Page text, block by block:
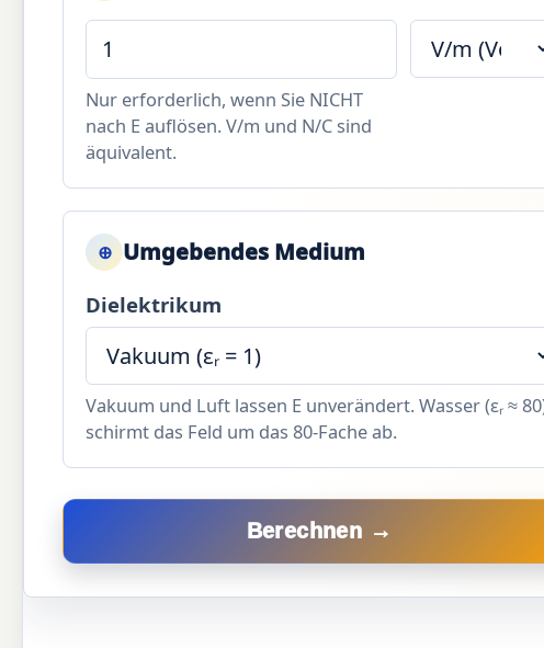
Nur erforderlich, wenn Sie NICHT
nach E auflösen. V/m und N/C sind
äquivalent.
⊕ Umgebendes Medium
Dielektrikum
Vakuum und Luft lassen E unverändert. Wasser (εᵣ ≈
schirmt das Feld um das 80-Fache ab.
Berechnen →